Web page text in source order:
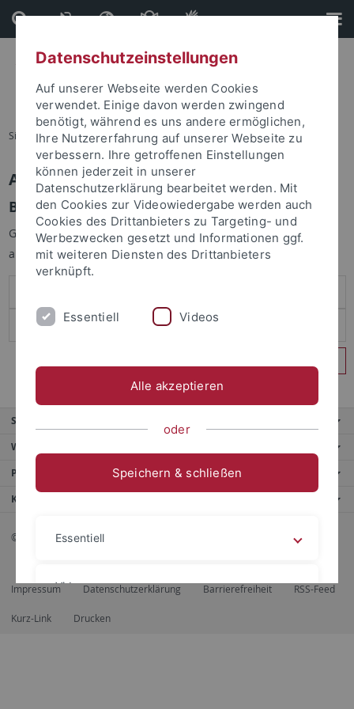
Direkt
zum
Inhalt
Direkt
zur
Fußleiste
Sie sind hier: Startseite
Anmelden
Benutzeranmeldung
Geben Sie Ihren Benutzernamen und Ihr Passwort an um sich
anzumelden:
Service
Weitere Angebote
Portale
Kontaktinfo
© 2026 Eberhard Karls Universität Tübingen, Tübingen
Impressum Datenschutzerklärung Barrierefreiheit RSS-Feed
Kurz-Link Drucken
Datenschutzeinstellungen
Auf unserer Webseite werden Cookies
verwendet. Einige davon werden zwingend
benötigt, während es uns andere ermöglichen,
Ihre Nutzererfahrung auf unserer Webseite zu
verbessern. Ihre getroffenen Einstellungen
können jederzeit in unserer
Datenschutzerklärung bearbeitet werden. Mit
den Cookies zur Videowiedergabe werden auch
Cookies des Drittanbieters zu Targeting- und
Werbezwecken gesetzt und Informationen ggf.
mit weiteren Diensten des Drittanbieters
verknüpft.
Essentiell Videos
Alle akzeptieren
oder
Speichern & schließen
Essentiell
Videos